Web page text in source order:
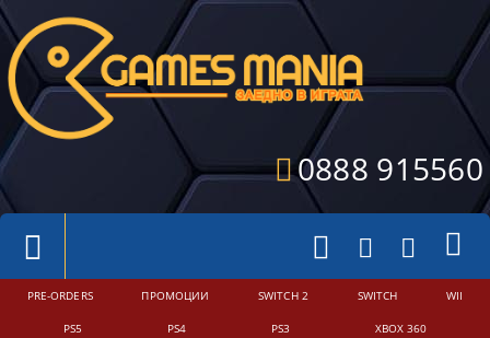
0888 915560
PRE-ORDERS ПРОМОЦИИ SWITCH 2 SWITCH WII
PS5 PS4 PS3 XBOX 360